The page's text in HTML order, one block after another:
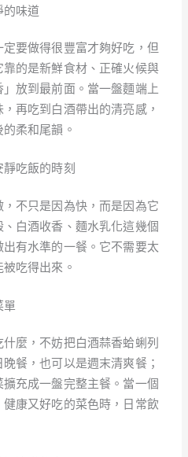
的味道
要做得很豐富才夠好吃，但
的是新鮮食材、正確火候與
放到最前面。當一盤麵端上
再吃到白酒帶出的清亮感，
柔和尾韻。
吃飯的時刻
不只是因為快，而是因為它
白酒收香、麵水乳化這幾個
有水準的一餐。它不需要太
吃得出來。
單
麼，不妨把白酒蒜香蛤蜊列
餐，也可以是週末清爽餐；
充成一盤完整主餐。當一個
康又好吃的菜色時，日常飲